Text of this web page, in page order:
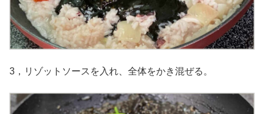
3，リゾットソースを入れ、全体をかき混ぜる。